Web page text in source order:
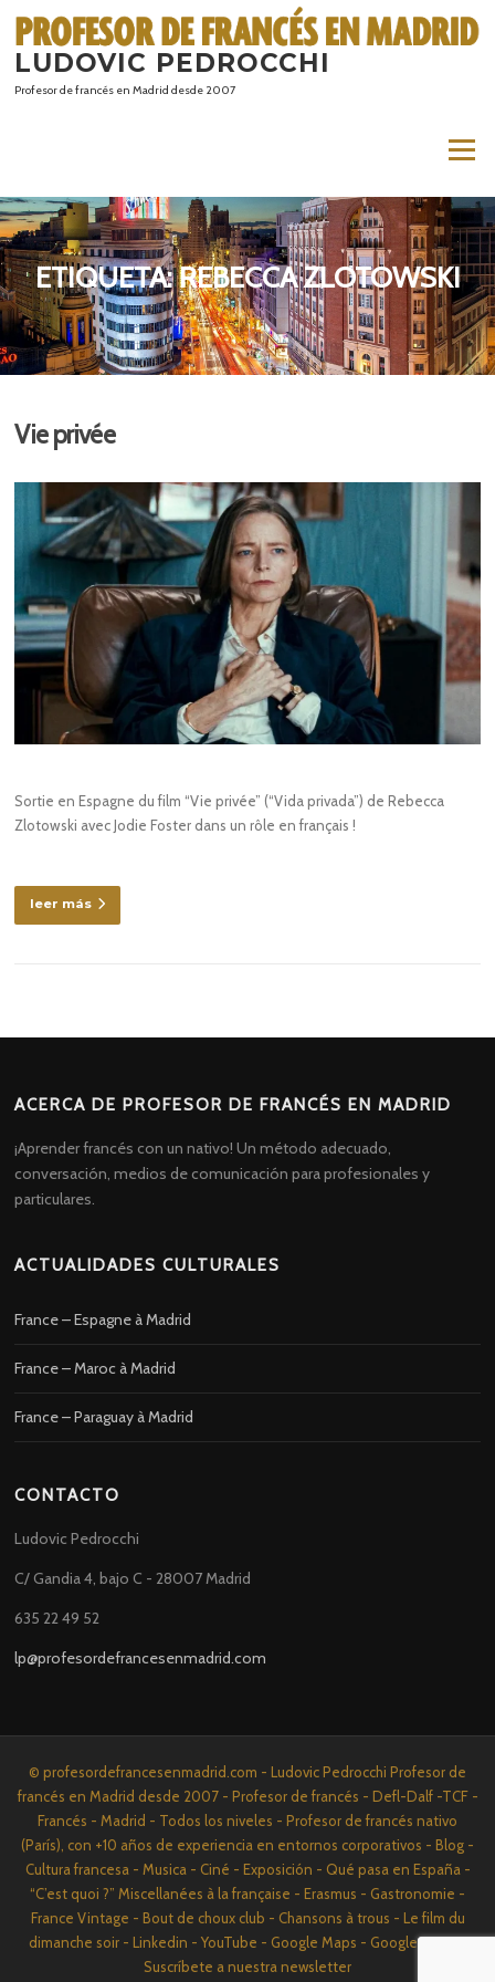
contenido
LUDOVIC PEDROCCHI
Profesor de francés en Madrid desde 2007
Menú
ETIQUETA:REBECCA ZLOTOWSKI
Vie privée
Sortie en Espagne du film “Vie privée” (“Vida privada”) de Rebecca
Zlotowski avec Jodie Foster dans un rôle en français !
leer más
ACERCA DE PROFESOR DE FRANCÉS EN MADRID
¡Aprender francés con un nativo! Un método adecuado,
conversación, medios de comunicación para profesionales y
particulares.
ACTUALIDADES CULTURALES
France – Espagne à Madrid
France – Maroc à Madrid
France – Paraguay à Madrid
CONTACTO
Ludovic Pedrocchi
C/ Gandia 4, bajo C - 28007 Madrid
635 22 49 52
lp@profesordefrancesenmadrid.com
© profesordefrancesenmadrid.com - Ludovic Pedrocchi Profesor de
francés en Madrid desde 2007 - Profesor de francés - Defl-Dalf -TCF -
Francés - Madrid - Todos los niveles - Profesor de francés nativo
(París), con +10 años de experiencia en entornos corporativos - Blog -
Cultura francesa - Musica - Ciné - Exposición - Qué pasa en España -
“C’est quoi ?” Miscellanées à la française - Erasmus - Gastronomie -
France Vintage - Bout de choux club - Chansons à trous - Le film du
dimanche soir - Linkedin - YouTube - Google Maps - Google News -
Suscríbete a nuestra newsletter